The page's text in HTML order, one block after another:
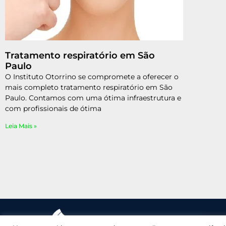
Tratamento respiratório em São
Paulo
O Instituto Otorrino se compromete a oferecer o
mais completo tratamento respiratório em São
Paulo. Contamos com uma ótima infraestrutura e
com profissionais de ótima
Leia Mais »